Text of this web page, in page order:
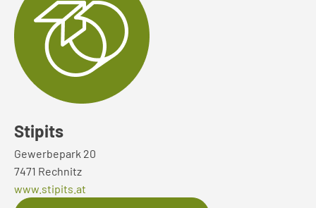
Stipits
Gewerbepark 20
7471 Rechnitz
www.stipits.at